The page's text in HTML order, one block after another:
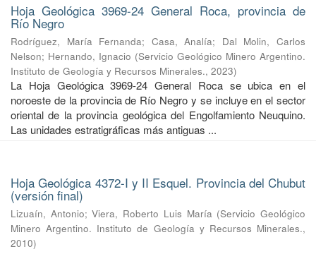
Hoja Geológica 3969-24 General Roca, provincia de
Río Negro
Rodríguez, María Fernanda; Casa, Analía; Dal Molin, Carlos
Nelson; Hernando, Ignacio (Servicio Geológico Minero Argentino.
Instituto de Geología y Recursos Minerales., 2023)
La Hoja Geológica 3969-24 General Roca se ubica en el
noroeste de la provincia de Río Negro y se incluye en el sector
oriental de la provincia geológica del Engolfamiento Neuquino.
Las unidades estratigráficas más antiguas ...
Hoja Geológica 4372-I y II Esquel. Provincia del Chubut
(versión final)
Lizuaín, Antonio;Viera, Roberto Luis María (Servicio Geológico
Minero Argentino. Instituto de Geología y Recursos Minerales.,
2010)